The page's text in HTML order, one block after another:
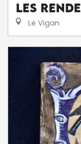
Les
Le Vigan